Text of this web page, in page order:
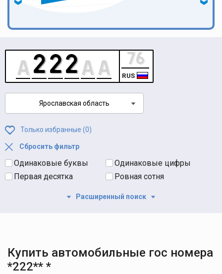
RUS
Ярославская область
Только избранные (0)
Сбросить фильтр
Одинаковые буквы
Одинаковые цифры
Первая десятка
Ровная сотня
Расширенный поиск
Купить автомобильные гос номера
*222** *